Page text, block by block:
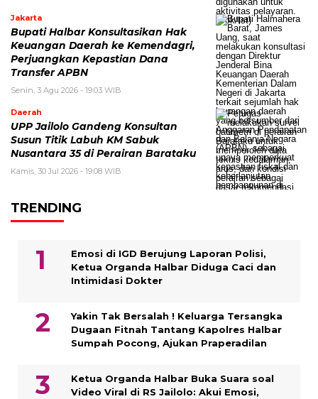
Jakarta
Bupati Halbar Konsultasikan Hak
Keuangan Daerah ke Kemendagri,
Perjuangkan Kepastian Dana
Transfer APBN
Senin, 3 Agu 2026 - 19:03 WIB
Daerah
UPP Jailolo Gandeng Konsultan
Susun Titik Labuh KM Sabuk
Nusantara 35 di Perairan Barataku
Kamis, 30 Jul 2026 - 19:08 WIB
TRENDING
Emosi di IGD Berujung Laporan Polisi,
Ketua Organda Halbar Diduga Caci dan
Intimidasi Dokter
Yakin Tak Bersalah ! Keluarga Tersangka
Dugaan Fitnah Tantang Kapolres Halbar
Sumpah Pocong, Ajukan Praperadilan
Ketua Organda Halbar Buka Suara soal
Video Viral di RS Jailolo: Akui Emosi,